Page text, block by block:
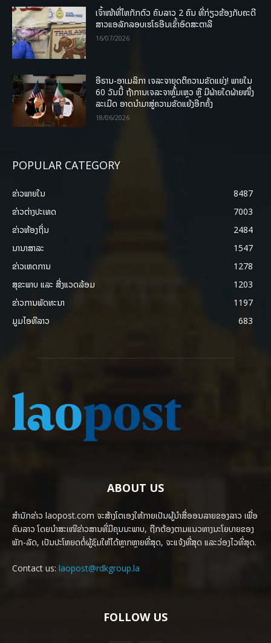
ເຈົ້າໜ້າທີ່ໄທກັກຕົວ ຄົນລາວ 2 ຄົນ ທີ່ກ່ຽວຂ້ອງກັບຄະດີ
ສາວແອລັກລອບເຮໂຣອີນເຂົ້າອົດສະຕາລີ
16/07/2026
ອີຣານ-ອາເມລິກາ ເຈລະຈາຍຸດຕິຄວາມຂັດແຍ່ງ! ພາຍໃນ
60 ວັນນີ້ ຖ້າການເຈລະຈາຫຼົ້ມເຫຼວ ຫຼື ມີຝ່າຍໃດຝ່າຍໜຶ່ງ
ລະເມີດ ອາດນໍາມາສູ່ຄວາມຂັດແຍ້ງອີກຄັ້ງ
18/06/2026
POPULAR CATEGORY
ຂ່າວພາຍ​ໃນ
8487
ຂ່າວຕ່າງປະເທດ
7003
ຂ່າວທ້ອງຖິ່ນ
2484
ນານາສາລະ
1547
ຂ່າວເຫດການ
1278
ສຸຂະພາບ ແລະ ສີ່ງແວດລ້ອມ
1203
ຂ່າວການພັດທະນາ
1197
ມູມໄອທີລາວ
683
ABOUT US
ສຳນັກຂ່າວ laopost.com ຈະສ້າງໂຕເອງໃຫ້ກາຍເປັນຜູ້ນຳສື່ອອນລາຍຂອງລາວ ເພື່ອ
ຄົນລາວ ໂດຍນຳສະເໜີຂ່າວສານທີ່ມີຄຸນນະພາບ, ຖືກຕ້ອງຕາມແນວທາງນະໂຍບາຍຂອງ
ພັກ-ລັດ, ເປັນປະໂຫຍດຕໍ່ຜູ້ຊົມໃຫ້ໄດ້ຫຼາກຫຼາຍທີ່ສຸດ, ຈະແຈ້ງທີ່ສຸດ ແລະວ່ອງໄວທີ່ສຸດ.
Contact us: laopost@rdkgroup.la
FOLLOW US